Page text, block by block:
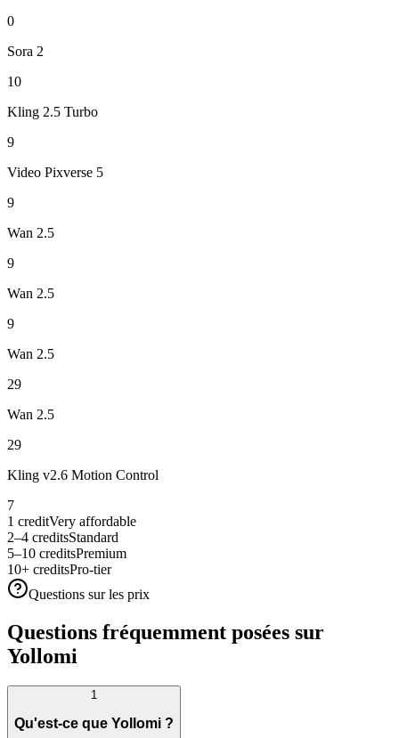
0
Sora 2
10
Kling 2.5 Turbo
9
Video Pixverse 5
9
Wan 2.5
9
Wan 2.5
9
Wan 2.5
29
Wan 2.5
29
Kling v2.6 Motion Control
7
1 creditVery affordable
2–4 creditsStandard
5–10 creditsPremium
10+ creditsPro-tier
Questions sur les prix
Questions fréquemment posées sur
Yollomi
1
Qu'est-ce que Yollomi ?